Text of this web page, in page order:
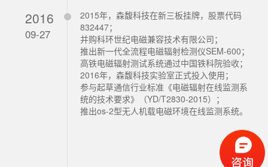
2016
09-27
2015年，森馥科技在新三板挂牌，股票代码
832447；
并购科环世纪电磁兼容技术有限公司；
推出新一代全流程电磁辐射检测仪SEM-600；
高铁电磁辐射测试系统通过中国铁科院验收；
2016年，森馥科技实验室正式投入使用；
参与起草通信行业标准《电磁辐射在线监测系
统的技术要求》（YD/T2830-2015）；
推出os-2型无人机载电磁环境在线监测系统。